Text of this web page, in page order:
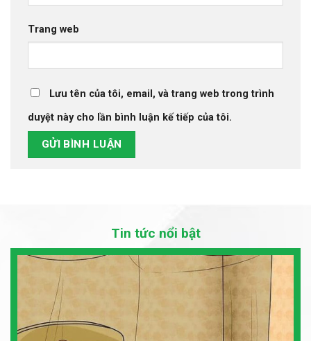
Trang web
Lưu tên của tôi, email, và trang web trong trình
duyệt này cho lần bình luận kế tiếp của tôi.
Tin tức nổi bật